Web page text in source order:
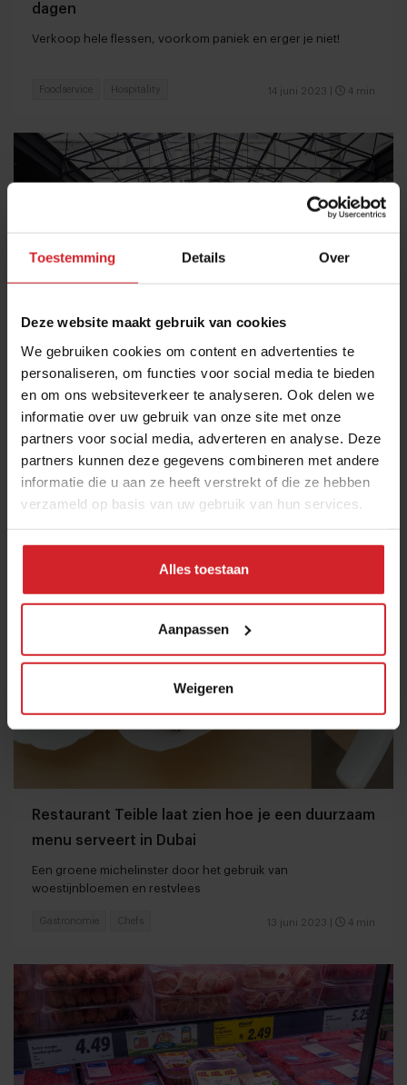
Toestemming Details Over
Deze website maakt gebruik van cookies
We gebruiken cookies om content en advertenties te
personaliseren, om functies voor social media te bieden
en om ons websiteverkeer te analyseren. Ook delen we
informatie over uw gebruik van onze site met onze
partners voor social media, adverteren en analyse. Deze
partners kunnen deze gegevens combineren met andere
informatie die u aan ze heeft verstrekt of die ze hebben
verzameld op basis van uw gebruik van hun services.
Alles toestaan
Aanpassen
Weigeren
dagen
Verkoop hele flessen, voorkom paniek en erger je niet!
14 juni 2023 4 min
Foodservice Hospitality
5 x nieuwe foodconcepten in Gent
Vernieuwende hotels, restaurants en bars die openden in
14 juni 2023| 4 min
Restaurants Citytrip
Restaurant Teible laat zien hoe je een duurzaam
menu serveert in Dubai
Een groene michelinster door het gebruik van
woestijnbloemen en restvlees
13 juni 2023 4 min
Gastronomie Chefs